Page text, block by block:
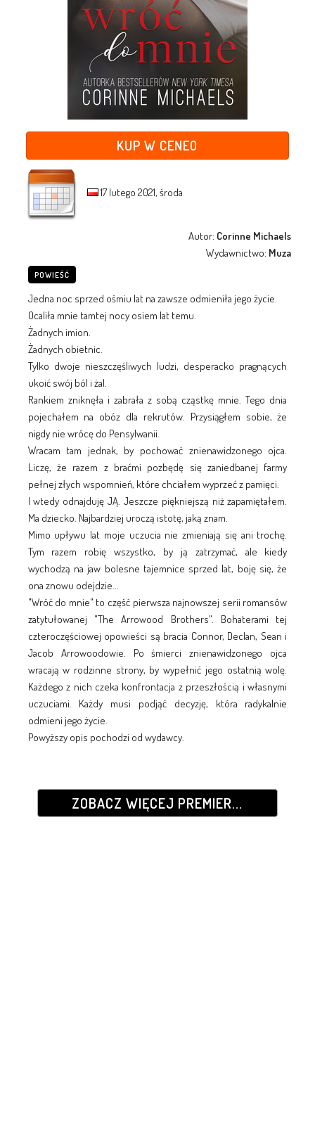
KUP W CENEO
17 lutego 2021, środa
Autor: Corinne Michaels
Wydawnictwo: Muza
POWIEŚĆ
Jedna noc sprzed ośmiu lat na zawsze odmieniła jego życie.
Ocaliła mnie tamtej nocy osiem lat temu.
Żadnych imion.
Żadnych obietnic.
Tylko dwoje nieszczęśliwych ludzi, desperacko pragnących
ukoić swój ból i żal.
Rankiem zniknęła i zabrała z sobą cząstkę mnie. Tego dnia
pojechałem na obóz dla rekrutów. Przysiągłem sobie, że
nigdy nie wrócę do Pensylwanii.
Wracam tam jednak, by pochować znienawidzonego ojca.
Liczę, że razem z braćmi pozbędę się zaniedbanej farmy
pełnej złych wspomnień, które chciałem wyprzeć z pamięci.
I wtedy odnajduję JĄ. Jeszcze piękniejszą niż zapamiętałem.
Ma dziecko. Najbardziej uroczą istotę, jaką znam.
Mimo upływu lat moje uczucia nie zmieniają się ani trochę.
Tym razem robię wszystko, by ją zatrzymać, ale kiedy
wychodzą na jaw bolesne tajemnice sprzed lat, boję się, że
ona znowu odejdzie...
"Wróć do mnie" to część pierwsza najnowszej serii romansów
zatytułowanej "The Arrowood Brothers". Bohaterami tej
czteroczęściowej opowieści są bracia Connor, Declan, Sean i
Jacob Arrowoodowie. Po śmierci znienawidzonego ojca
wracają w rodzinne strony, by wypełnić jego ostatnią wolę.
Każdego z nich czeka konfrontacja z przeszłością i własnymi
uczuciami. Każdy musi podjąć decyzję, która radykalnie
odmieni jego życie.
Powyższy opis pochodzi od wydawcy.
ZOBACZ WIĘCEJ PREMIER...